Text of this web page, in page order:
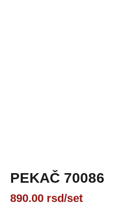
PEKAČ 70086
890.00 rsd/set